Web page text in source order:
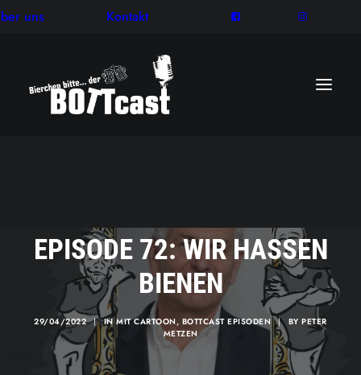
uns Kontakt
EPISODE 72: WIR HASSEN
BIENEN
29/04/2022 | INMIT CARTOON, BOTTCAST EPISODEN | BYPETER
METZEN